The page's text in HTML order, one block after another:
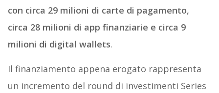
con circa 29 milioni di carte di pagamento,
circa 28 milioni di app finanziarie e circa 9
milioni di digital wallets.
Il finanziamento appena erogato rappresenta
un incremento del round di investimenti Series